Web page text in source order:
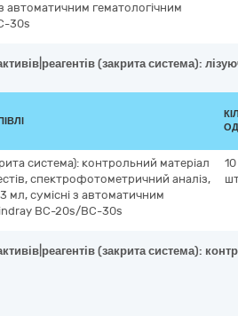
автоматичним гематологічним
30s
(закрита система):
система): контрольний матеріал
спектрофотометричний аналіз,
мл, сумісні з автоматичним
BC-20s/BC-30s
10
(закрита система):